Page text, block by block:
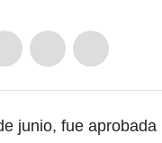
junio, fue